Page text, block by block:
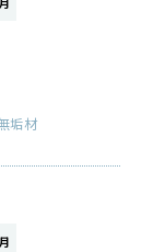
垢材